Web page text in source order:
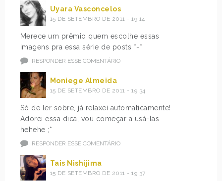
Uyara Vasconcelos
15 DE SETEMBRO DE 2011 - 19:14
Merece um prêmio quem escolhe essas
imagens pra essa série de posts *-*
RESPONDER ESSE COMENTÁRIO
Moniege Almeida
15 DE SETEMBRO DE 2011 - 19:34
Só de ler sobre, já relaxei automaticamente!
Adorei essa dica, vou começar a usá-las
hehehe ;*
RESPONDER ESSE COMENTÁRIO
Tais Nishijima
15 DE SETEMBRO DE 2011 - 19:37